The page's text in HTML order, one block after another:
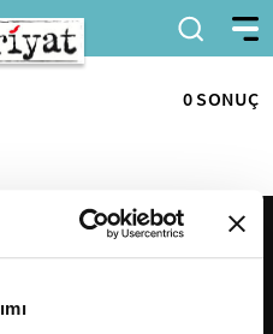
0 SONUÇ